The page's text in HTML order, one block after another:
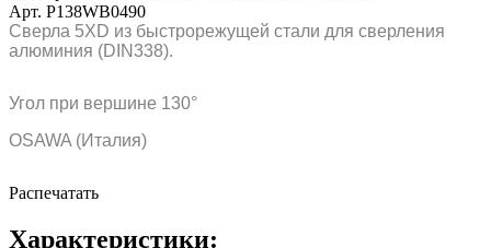
Арт. P138WB0490
Сверла 5XD из быстрорежущей стали для сверления
алюминия (DIN338).
Угол при вершине 130°
OSAWA (Италия)
Распечатать
Характеристики: